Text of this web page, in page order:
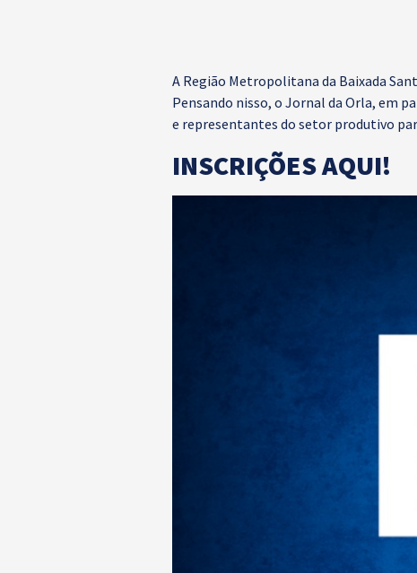
A Região Metropolitana da Baixada
Pensando nisso, o Jornal da Orla, em
e representantes do setor produtivo
INSCRIÇÕES AQUI!